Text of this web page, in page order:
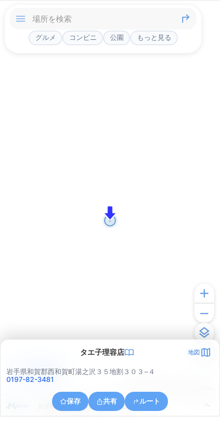
グルメ コンビニ 公園 もっと見る
タエ子理容店 地図
岩手県和賀郡西和賀町湯之沢３５地割３０３−４
0197-82-3481
保存 共有 ルート
岩手県和賀郡西和賀町川尻４１地割
アプリで見る